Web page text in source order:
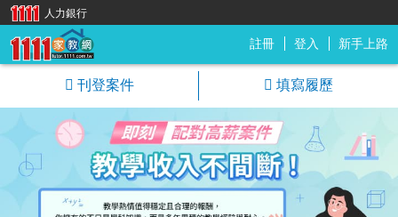
註冊 登入 新手上路
刊登案件 填寫履歷
人力銀行